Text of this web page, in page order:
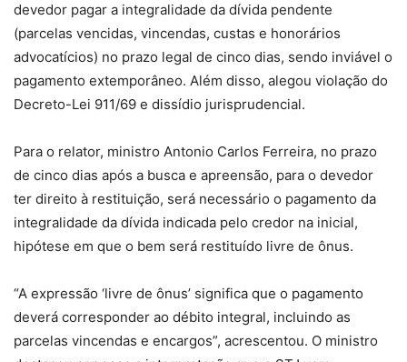
devedor pagar a integralidade da dívida pendente
(parcelas vencidas, vincendas, custas e honorários
advocatícios) no prazo legal de cinco dias, sendo inviável o
pagamento extemporâneo. Além disso, alegou violação do
Decreto-Lei 911/69 e dissídio jurisprudencial.
Para o relator, ministro Antonio Carlos Ferreira, no prazo
de cinco dias após a busca e apreensão, para o devedor
ter direito à restituição, será necessário o pagamento da
integralidade da dívida indicada pelo credor na inicial,
hipótese em que o bem será restituído livre de ônus.
“A expressão ‘livre de ônus’ significa que o pagamento
deverá corresponder ao débito integral, incluindo as
parcelas vincendas e encargos”, acrescentou. O ministro